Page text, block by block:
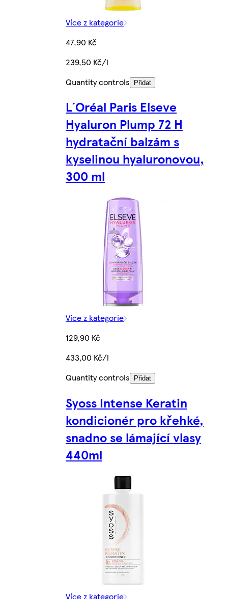
Více z kategorie
47,90 Kč
239,50 Kč/l
Quantity controls
Přidat
L´Oréal Paris Elseve
Hyaluron Plump 72 H
hydratační balzám s
kyselinou hyaluronovou,
300 ml
Více z kategorie
129,90 Kč
433,00 Kč/l
Quantity controls
Přidat
Syoss Intense Keratin
kondicionér pro křehké,
snadno se lámající vlasy
440ml
Více z kategorie